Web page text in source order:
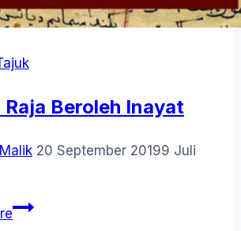
Raja Beroleh Inayat
20 September 20199 Juli
Tanda